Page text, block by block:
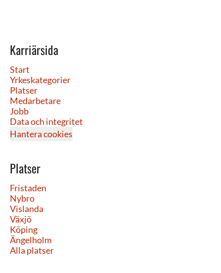
Karriärsida
Start
Yrkeskategorier
Platser
Medarbetare
Jobb
Data och integritet
Hantera cookies
Platser
Fristaden
Nybro
Vislanda
Växjö
Köping
Ängelholm
Alla platser